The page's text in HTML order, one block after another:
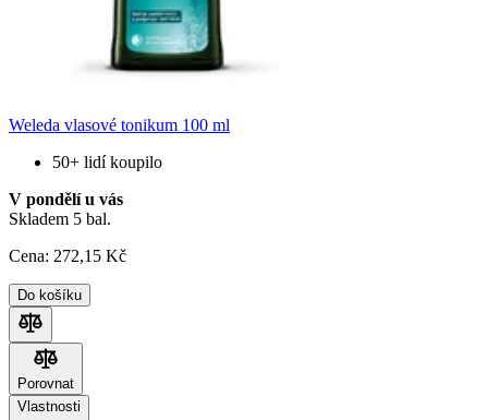
Weleda vlasové tonikum 100 ml
50+ lidí koupilo
V pondělí u vás
Skladem 5 bal.
Cena: 272,15 Kč
Do košíku
Porovnat
Porovnat
Vlastnosti